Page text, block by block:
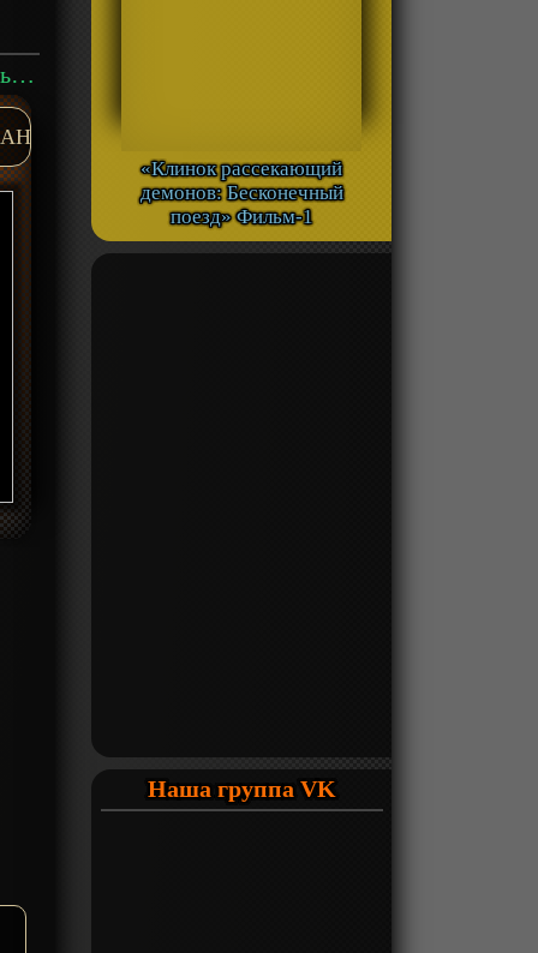
Аниме «Смертельная игра мёртвой горы» ТВ-1 смотреть онлайн
AH
«Клинок рассекающий
демонов: Бесконечный
поезд» Фильм-1
Наша группа VK